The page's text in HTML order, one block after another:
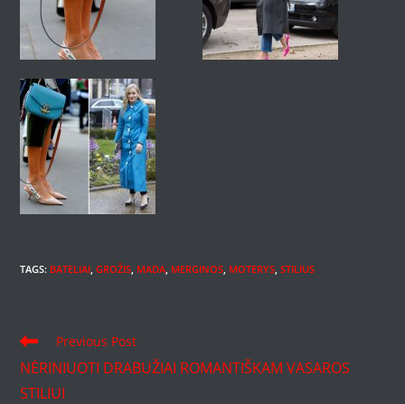
TAGS: BATELIAI, GROŽIS, MADA, MERGINOS, MOTERYS, STILIUS
Read
more
articles
Previous Post
NĖRINIUOTI DRABUŽIAI ROMANTIŠKAM VASAROS
STILIUI